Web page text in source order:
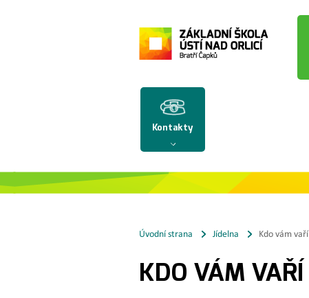
Kontakty
Úvodní strana Jídelna Kdo vám vaří
KDO VÁM VAŘÍ